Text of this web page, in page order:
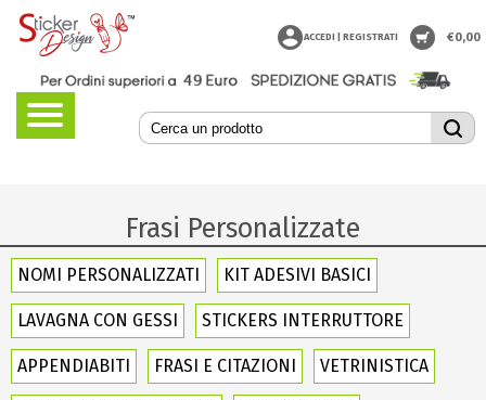
Frasi Personalizzate
NOMI PERSONALIZZATI KIT ADESIVI BASICI
LAVAGNA CON GESSI STICKERS INTERRUTTORE
APPENDIABITI FRASI E CITAZIONI VETRINISTICA
ACCEDI | REGISTRATI €0,00